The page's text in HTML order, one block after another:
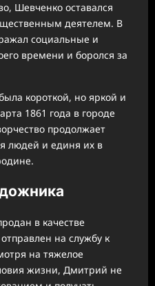
Шевченко оставался
деятелем. В
социальные и
времени и боролся за
короткой, но яркой и
1861 года в городе
продолжает
людей и единя их в
в качестве
на службу к
на тяжелое
жизни, Дмитрий не